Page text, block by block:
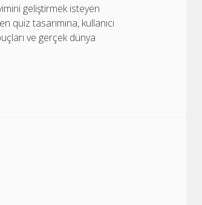
geliştirmek isteyen
tasarımına, kullanıcı
ve gerçek dünya